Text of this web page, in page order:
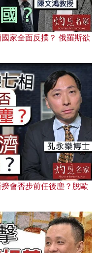
家全面反撲？ 俄羅斯欲
會否步前任後塵？脫歐